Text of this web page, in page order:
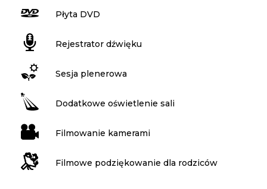
Płyta DVD
Rejestrator dźwięku
Sesja plenerowa
Dodatkowe oświetlenie sali
Filmowanie kamerami
Filmowe podziękowanie dla rodziców